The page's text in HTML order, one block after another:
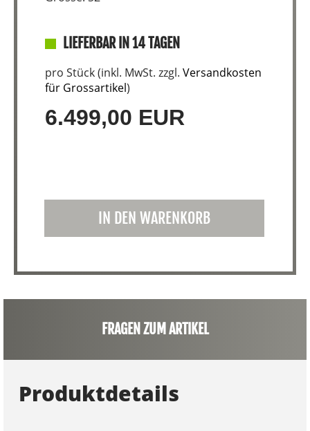
LIEFERBAR IN 14 TAGEN
pro Stück (inkl. MwSt. zzgl. Versandkosten
für Grossartikel)
6.499,00 EUR
IN DEN WARENKORB
FRAGEN ZUM ARTIKEL
Produktdetails